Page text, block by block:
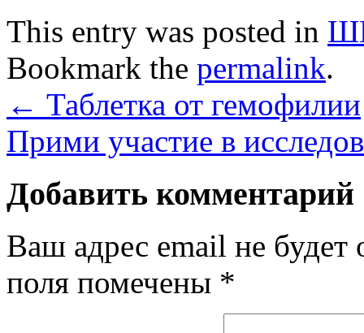
This entry was posted in
Bookmark the permalink.
← Таблетка от гемофилии
Прими участие в
Добавить комментарий
Ваш адрес email не будет
поля помечены *